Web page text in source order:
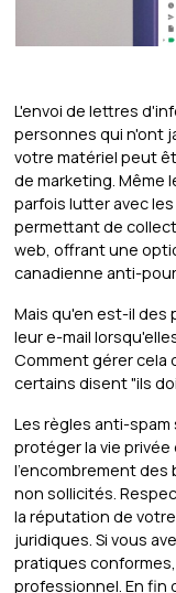
L'envoi de lettres
personnes qui n'ont
votre matériel peut
de marketing. Même
parfois lutter avec
permettant de
web, offrant une
canadienne anti-
Mais qu'en est-il
leur e-mail
Comment gérer cela
certains disent "ils
Les règles anti-
protéger la vie
l'encombrement des
non sollicités.
la réputation de
juridiques. Si vous
pratiques
professionnel. En fin